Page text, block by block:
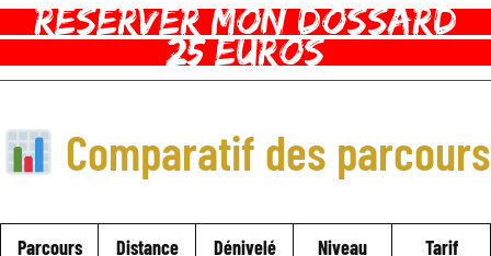
REserver mon dossard
25 euros
Comparatif des parcours
Parcours Distance Dénivelé Niveau Tarif